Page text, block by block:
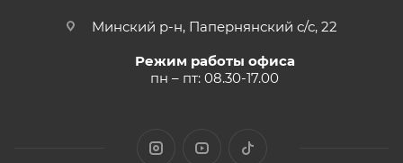
Минский р-н, Папернянский с/с, 22
Режим работы офиса
пн – пт: 08.30-17.00